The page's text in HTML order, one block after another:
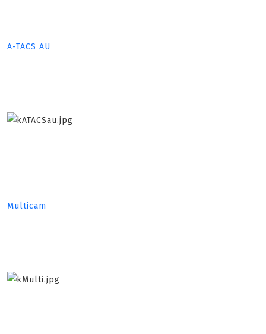
A-TACS AU
Multicam